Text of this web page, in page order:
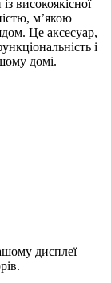
високоякісної
м’якою
Це аксесуар,
і
домі.
дисплеї